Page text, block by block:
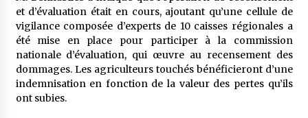
et d’évaluation était en cours, ajoutant qu’une cellule de
vigilance composée d’experts de 10 caisses régionales a
été mise en place pour participer à la commission
nationale d’évaluation, qui œuvre au recensement des
dommages. Les agriculteurs touchés bénéficieront d’une
indemnisation en fonction de la valeur des pertes qu’ils
ont subies.